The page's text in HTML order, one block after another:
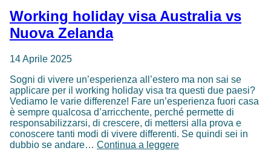
Working holiday visa Australia vs
Nuova Zelanda
14 Aprile 2025
Sogni di vivere un’esperienza all’estero ma non sai se
applicare per il working holiday visa tra questi due paesi?
Vediamo le varie differenze! Fare un’esperienza fuori casa
è sempre qualcosa d’arricchente, perché permette di
responsabilizzarsi, di crescere, di mettersi alla prova e
conoscere tanti modi di vivere differenti. Se quindi sei in
dubbio se andare… Continua a leggereWorking